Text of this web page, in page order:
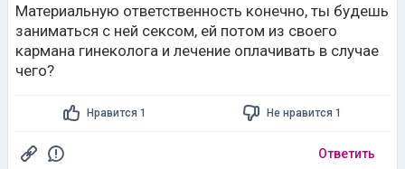
Материальную ответственность конечно, ты будешь
заниматься с ней сексом, ей потом из своего
кармана гинеколога и лечение оплачивать в случае
чего?
Нравится 1 Не нравится 1
Ответить